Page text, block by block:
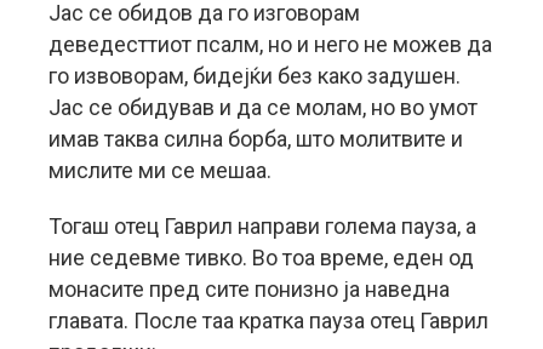
Јас се обидов да го изговорам
деведесттиот псалм, но и него не можев да
го извоворам, бидејќи без како задушен.
Јас се обидував и да се молам, но во умот
имав таква силна борба, што молитвите и
мислите ми се мешаа.
Тогаш отец Гаврил направи голема пауза, а
ние седевме тивко. Во тоа време, еден од
монасите пред сите понизно ја наведна
главата. После таа кратка пауза отец Гаврил